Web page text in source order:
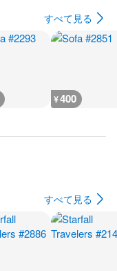
すべて見る
¥400
すべて見る